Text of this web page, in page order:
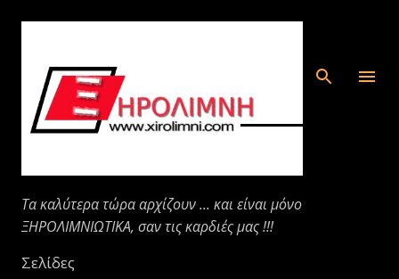
Μετάβαση στο κύριο περιεχόμενο
Τα καλύτερα τώρα αρχίζουν ... και είναι μόνο
ΞΗΡΟΛΙΜΝΙΩΤΙΚΑ, σαν τις καρδιές μας !!!
Σελίδες